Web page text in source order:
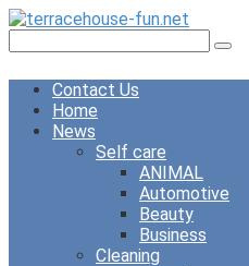
Skip
content
Contact Us
Home
News
Self care
ANIMAL
Automotive
Beauty
Business
Cleaning